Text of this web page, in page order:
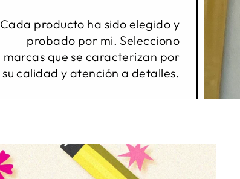
Cada producto ha sido elegido y
probado por mi. Selecciono
marcas que se caracterizan por
su calidad y atención a detalles.
Con cariño,